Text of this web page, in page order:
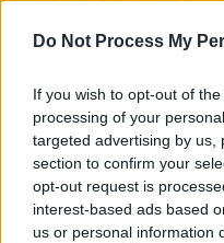
Do Not Process My
If you wish to opt-out of
processing of your
targeted advertising by us,
section to confirm your
opt-out request is
interest-based ads based
us or personal information
Ντόναλντ Τραμπ (AP)